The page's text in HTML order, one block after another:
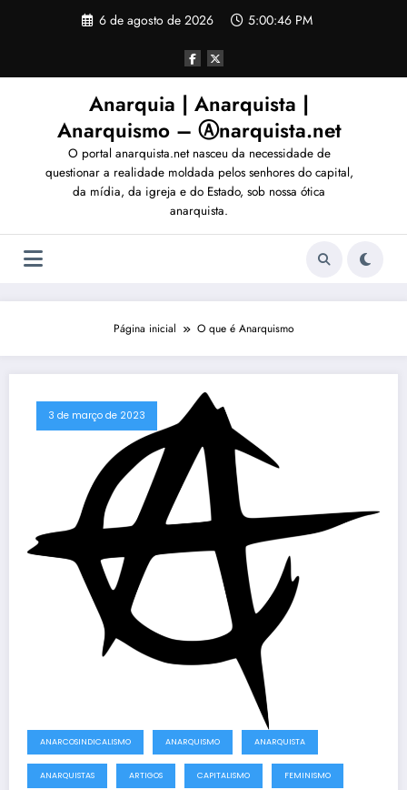
6 de agosto de 2026 5:00:49 PM
Anarquia | Anarquista |
Anarquismo – Ⓐnarquista.net
O portal anarquista.net nasceu da necessidade de
questionar a realidade moldada pelos senhores do capital,
da mídia, da igreja e do Estado, sob nossa ótica
anarquista.
Página inicial O que é Anarquismo
3 de março de 2023
ANARCOSINDICALISMO ANARQUISMO ANARQUISTA
ANARQUISTAS ARTIGOS CAPITALISMO FEMINISMO